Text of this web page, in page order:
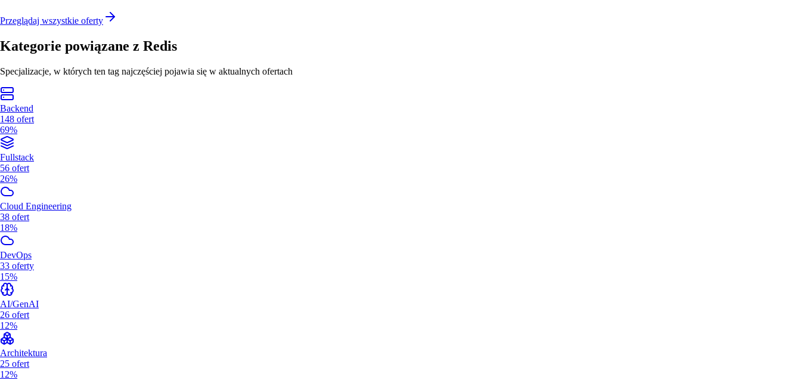
Przeglądaj wszystkie oferty
Kategorie powiązane z Redis
Specjalizacje, w których ten tag najczęściej pojawia się w aktualnych ofertach
Backend
148 ofert
69%
Fullstack
56 ofert
26%
Cloud Engineering
38 ofert
18%
DevOps
33 oferty
15%
AI/GenAI
26 ofert
12%
Architektura
25 ofert
12%